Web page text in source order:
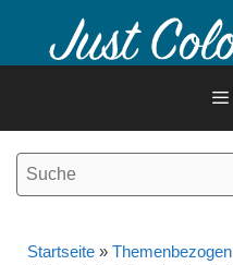
Inhalt
Startseite » Themenbezogen